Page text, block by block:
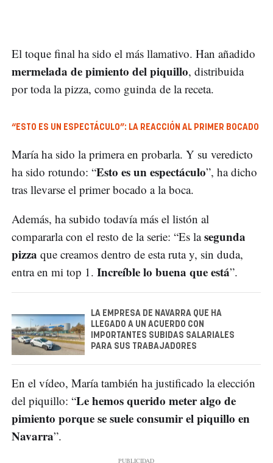
El toque final ha sido el más llamativo. Han añadido
mermelada de pimiento del piquillo, distribuida
por toda la pizza, como guinda de la receta.
“ESTO ES UN ESPECTÁCULO”: LA REACCIÓN AL PRIMER BOCADO
María ha sido la primera en probarla. Y su veredicto
ha sido rotundo: “Esto es un espectáculo”, ha dicho
tras llevarse el primer bocado a la boca.
Además, ha subido todavía más el listón al
compararla con el resto de la serie: “Es lasegunda
pizza que creamos dentro de esta ruta y, sin duda,
entra en mi top 1. Increíble lo buena que está”.
LA EMPRESA DE NAVARRA QUE HA
LLEGADO A UN ACUERDO CON
IMPORTANTES SUBIDAS SALARIALES
PARA SUS TRABAJADORES
En el vídeo, María también ha justificado la elección
del piquillo: “Le hemos querido meter algo de
pimiento porque se suele consumir el piquillo en
Navarra”.